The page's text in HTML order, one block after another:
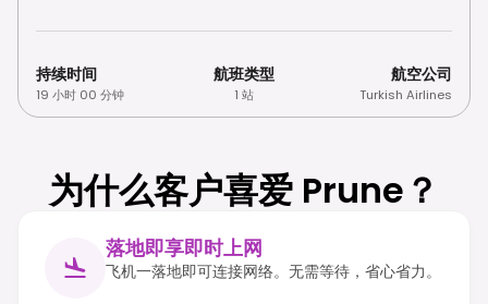
持续时间
19 小时 00 分钟
航班类型
1 站
航空公司
Turkish Airlines
为什么客户喜爱 Prune？
落地即享即时上网
飞机一落地即可连接网络。无需等待，省心省力。